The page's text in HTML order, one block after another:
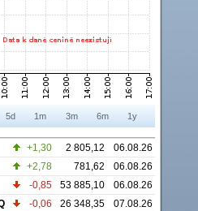
5d 1m 3m 6m 1y
+1,30 2 805,12
06.08.26
+2,78 781,62
06.08.26
-0,85 53 885,10
06.08.26
-0,06 26 348,35
07.08.26